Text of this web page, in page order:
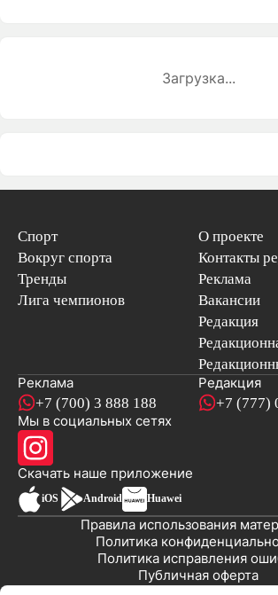
Загрузка...
Спорт
Вокруг спорта
Тренды
Лига чемпионов
О проекте
Контакты
Реклама
Вакансии
Редакция
Реклама
+7 (700) 3 888 188
Редакция
+7 (777)
Мы в социальных сетях
Скачать наше приложениеновостей
iOS Android Huawei
Публичная оферта
Политика исправления
Политика
Правила использования